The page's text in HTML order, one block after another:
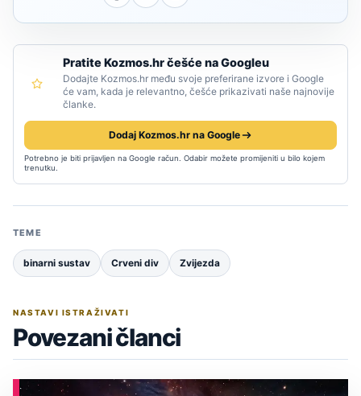
Pratite Kozmos.hr češće na Googleu
Dodajte Kozmos.hr među svoje preferirane izvore i Google
će vam, kada je relevantno, češće prikazivati naše najnovije
članke.
Dodaj Kozmos.hr na Google
Potrebno je biti prijavljen na Google račun. Odabir možete promijeniti u bilo kojem
trenutku.
TEME
binarni sustav Crveni div Zvijezda
NASTAVI ISTRAŽIVATI
Povezani članci